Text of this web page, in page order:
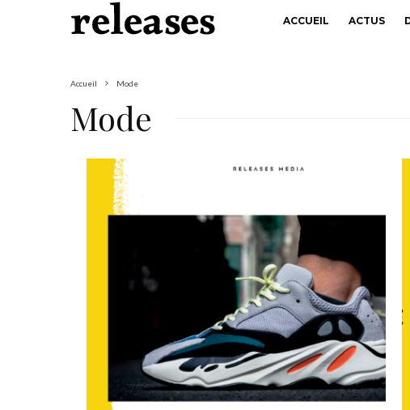
ACCUEIL ACTUS
Accueil Mode
Mode